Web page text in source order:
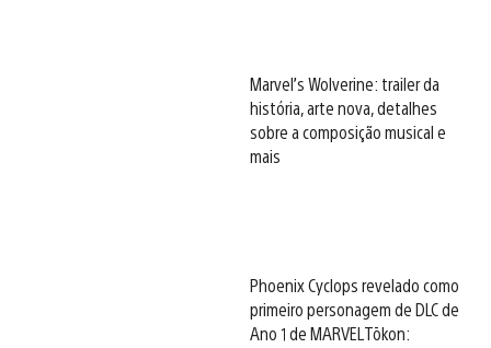
Marvel’s Wolverine: trailer da
história, arte nova, detalhes
sobre a composição musical e
mais
Phoenix Cyclops revelado como
primeiro personagem de DLC de
Ano 1 de MARVEL Tōkon: